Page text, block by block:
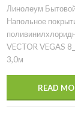
Линолеум
Напольное
VECTOR VEGAS
3,0м
READ